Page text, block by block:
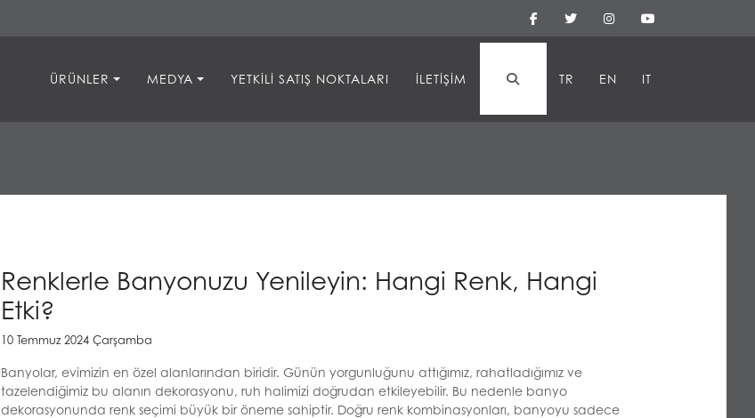
ÜRÜNLER MEDYA YETKILI SATIŞ NOKTALARI İLETIŞIM TR EN IT
Renklerle Banyonuzu Yenileyin: Hangi Renk, Hangi
Etki?
10 Temmuz 2024 Çarşamba
Banyolar, evimizin en özel alanlarından biridir. Günün yorgunluğunu attığımız, rahatladığımız ve
tazelendiğimiz bu alanın dekorasyonu, ruh halimizi doğrudan etkileyebilir. Bu nedenle banyo
dekorasyonunda renk seçimi büyük bir öneme sahiptir. Doğru renk kombinasyonları, banyoyu sadece